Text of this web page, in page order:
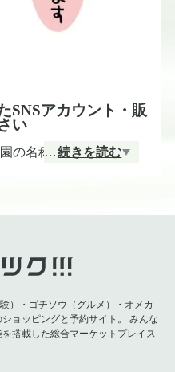
SNSアカウント・販
い
の名称や画像等を無断
トからのダイレクトメ
イトでのご注文・お支
にご注意ください。
…続きを読む
）・ゴチソウ（グルメ）・オメカ
ョッピングと予約サイト。
みんな
搭載した総合マーケットプレイス